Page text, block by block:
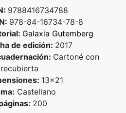
9788416734788
978-84-16734-78-8
Galaxia Gutemberg
de edición: 2017
Cartoné con
13x21
Castellano
200